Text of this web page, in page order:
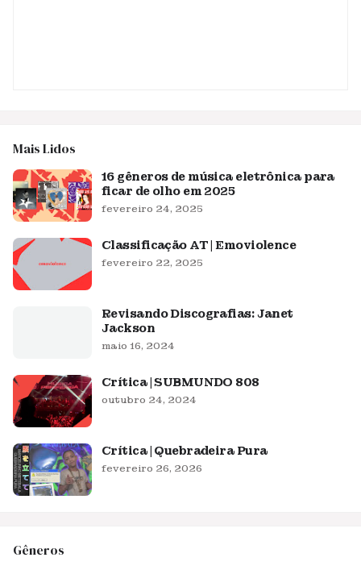
Mais Lidos
16 gêneros de música eletrônica para
ficar de olho em 2025
fevereiro 24, 2025
Classificação AT | Emoviolence
fevereiro 22, 2025
Revisando Discografias: Janet
Jackson
maio 16, 2024
Crítica | SUBMUNDO 808
outubro 24, 2024
Crítica | Quebradeira Pura
fevereiro 26, 2026
Gêneros